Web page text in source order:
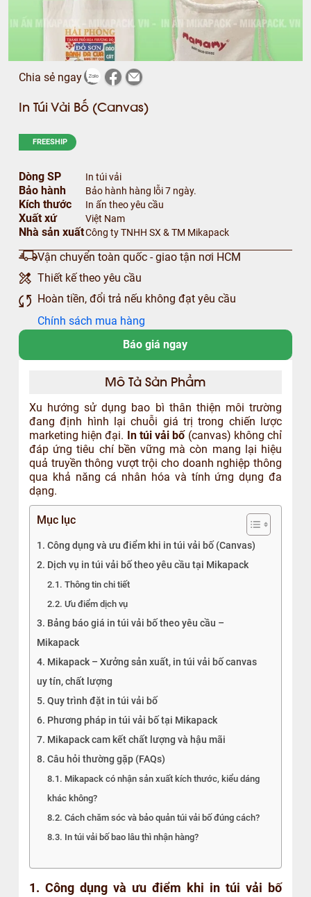
Chia sẻ ngay
In Túi Vải Bố (Canvas)
FREESHIP
Dòng SP
Bảo hành
Kích thước
Xuất xứ
Nhà sản xuất
In túi vải
Bảo hành hàng lỗi 7 ngày.
In ấn theo yêu cầu
Việt Nam
Công ty TNHH SX & TM Mikapack
Vận chuyển toàn quốc - giao tận nơi HCM
Thiết kế theo yêu cầu
Hoàn tiền, đổi trả nếu không đạt yêu cầu
Chính sách mua hàng
Báo giá ngay
Mô Tả Sản Phẩm
Xu hướng sử dụng bao bì thân thiện môi trường
đang định hình lại chuỗi giá trị trong chiến lược
marketing hiện đại. In túi vải bố (canvas) không chỉ
đáp ứng tiêu chí bền vững mà còn mang lại hiệu
quả truyền thông vượt trội cho doanh nghiệp thông
qua khả năng cá nhân hóa và tính ứng dụng đa
dạng.
Mục lục
1. Công dụng và ưu điểm khi in túi vải bố (Canvas)
2. Dịch vụ in túi vải bố theo yêu cầu tại Mikapack
2.1. Thông tin chi tiết
2.2. Ưu điểm dịch vụ
3. Bảng báo giá in túi vải bố theo yêu cầu –
Mikapack
4. Mikapack – Xưởng sản xuất, in túi vải bố canvas
uy tín, chất lượng
5. Quy trình đặt in túi vải bố
6. Phương pháp in túi vải bố tại Mikapack
7. Mikapack cam kết chất lượng và hậu mãi
8. Câu hỏi thường gặp (FAQs)
8.1. Mikapack có nhận sản xuất kích thước, kiểu dáng
khác không?
8.2. Cách chăm sóc và bảo quản túi vải bố đúng cách?
8.3. In túi vải bố bao lâu thì nhận hàng?
1. Công dụng và ưu điểm khi in túi vải bố